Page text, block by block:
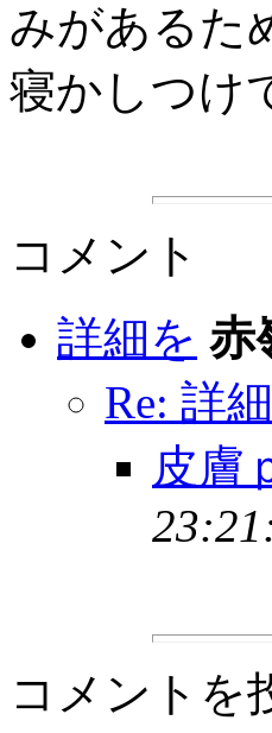
みがあるた
寝かしつけ
コメント
詳細を 赤
Re: 詳
皮膚
コメントを